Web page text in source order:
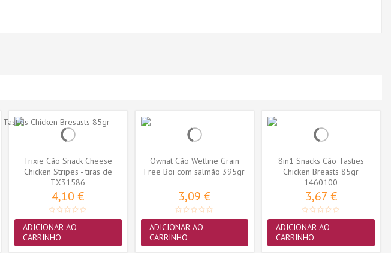
Trixie Cão Snack Cheese
Chicken Stripes - tiras de
frango...
TX31586
4,10 €
ADICIONAR AO
CARRINHO
Ownat Cão Wetline Grain
Free Boi com salmão 395gr
3,09 €
ADICIONAR AO
CARRINHO
8in1 Snacks Cão Tasties
Chicken Breasts 85gr
1460100
3,67 €
ADICIONAR AO
CARRINHO